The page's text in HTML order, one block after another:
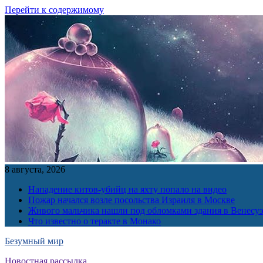
Перейти к содержимому
8 августа, 2026
Нападение китов-убийц на яхту попало на видео
Пожар начался возле посольства Израиля в Москве
Живого мальчика нашли под обломками здания в
Что известно о теракте в Монако
Безумный мир
Новостная рассылка